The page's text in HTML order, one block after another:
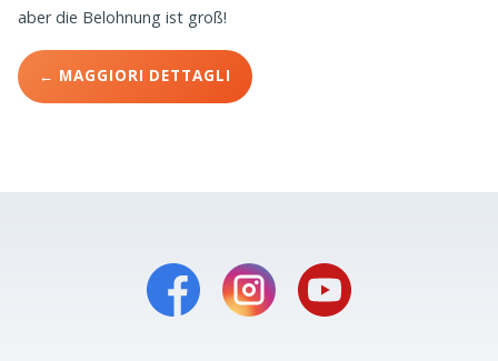
aber die Belohnung ist groß!
← MAGGIORI DETTAGLI